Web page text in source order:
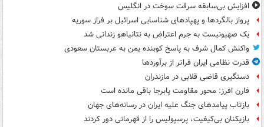
افزایش بی‌سابقه سرقت سوخت در انگلیس
پرواز بالگردها و پهپادهای شناسایی اسرائیل بر فراز سوریه
یک صهیونیست به جرم اعتراض به نتانیاهو زندانی شد
واکنش کمال شرف به پاسخ کوبنده یمن به عربستان سعودی
قدرت نظامی ایران فراتر از برآوردها
دستگیری قاضی قلابی در مازندران
فارن افرز: محور مقاومت پابرجا باقی مانده است
بازتاب پیامدهای جنگ علیه ایران در رسانه‌های جهان
بازیکنان بی‌کیفیت، پرسپولیس را از قهرمانی دور کردند